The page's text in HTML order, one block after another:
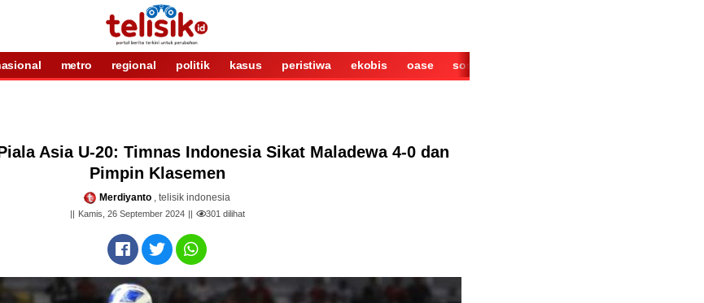
metro regional politik kasus peristiwa ekobis oase sosok
Asia U-20: Timnas Indonesia Sikat Maladewa 4-0 dan
Pimpin Klasemen
Merdiyanto , telisik indonesia
Kamis, 26 September 2024 301 dilihat